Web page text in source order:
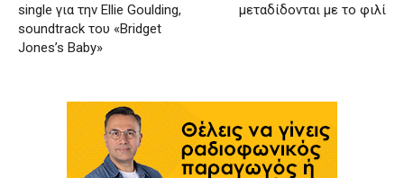
single για την Ellie Goulding,
soundtrack του «Bridget
Jones’s Baby»
μεταδίδονται με το φιλί